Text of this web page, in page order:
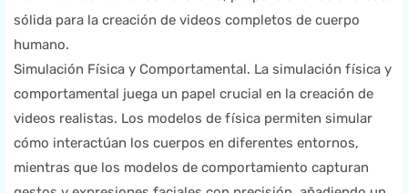
sólida para la creación de videos completos de cuerpo
humano.
Simulación Física y Comportamental. La simulación física y
comportamental juega un papel crucial en la creación de
videos realistas. Los modelos de física permiten simular
cómo interactúan los cuerpos en diferentes entornos,
mientras que los modelos de comportamiento capturan